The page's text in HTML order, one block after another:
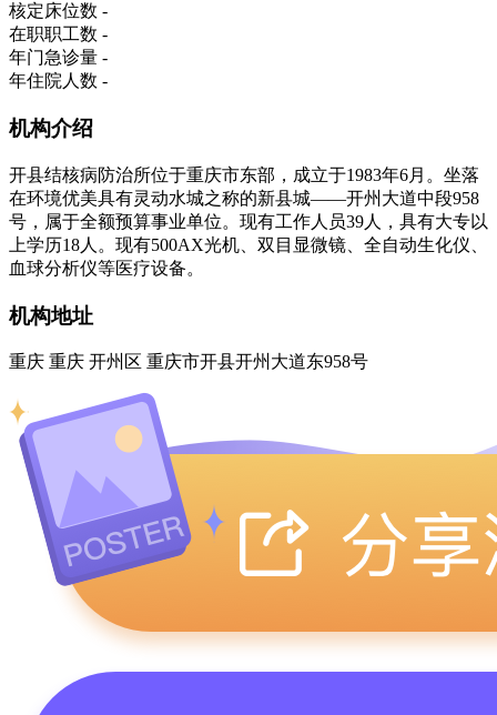
核定床位数 -
在职职工数 -
年门急诊量 -
年住院人数 -
机构介绍
开县结核病防治所位于重庆市东部，成立于1983年6月。坐落
在环境优美具有灵动水城之称的新县城——开州大道中段958
号，属于全额预算事业单位。现有工作人员39人，具有大专以
上学历18人。现有500AX光机、双目显微镜、全自动生化仪、
血球分析仪等医疗设备。
机构地址
重庆 重庆 开州区 重庆市开县开州大道东958号